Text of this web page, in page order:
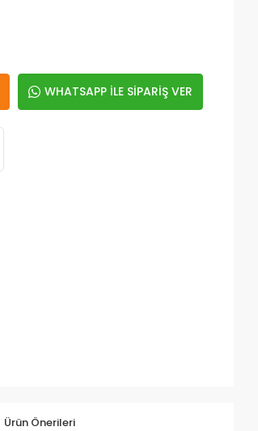
WHATSAPP İLE SİPARİŞ VER
Ürün Önerileri